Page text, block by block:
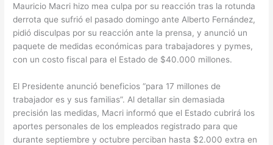
Mauricio Macri hizo mea culpa por su reacción tras la rotunda
derrota que sufrió el pasado domingo ante Alberto Fernández,
pidió disculpas por su reacción ante la prensa, y anunció un
paquete de medidas económicas para trabajadores y pymes,
con un costo fiscal para el Estado de $40.000 millones.
El Presidente anunció beneficios “para 17 millones de
trabajador es y sus familias”. Al detallar sin demasiada
precisión las medidas, Macri informó que el Estado cubrirá los
aportes personales de los empleados registrado para que
durante septiembre y octubre perciban hasta $2.000 extra en